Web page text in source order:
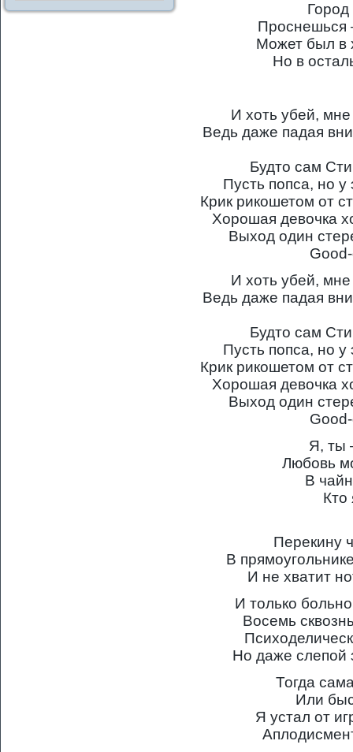
Город
Проснешься
Может был в
Но в
И хоть убей,
Ведь даже падая
Будто сам
Пусть попса, но
Крик рикошетом от
Хорошая девочка
Выход один
И хоть убей,
Ведь даже падая
Будто сам
Пусть попса, но
Крик рикошетом от
Хорошая девочка
Выход один
Я, ты
Любовь
В
Кто
Перекину
В
И не хватит
И только
Восемь
Но даже слепой
Тогда
Или
Я устал от